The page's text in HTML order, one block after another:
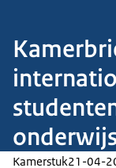
Kamerstuk21-04-